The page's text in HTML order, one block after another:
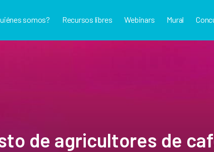
somos? Recursos libres Webinars Mural
de agricultores de